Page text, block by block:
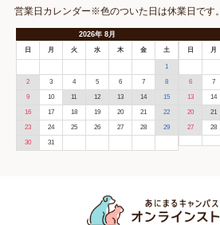
営業日カレンダー※色のついた日は休業日です。
2026年 8月
日 月 火 水 木 金 土
1
2 3 4 5 6 7 8
9 10 11 12 13 14 15
16 17 18 19 20 21 22
23 24 25 26 27 28 29
30 31
日 月
6 7
13 14
20 21
27 28